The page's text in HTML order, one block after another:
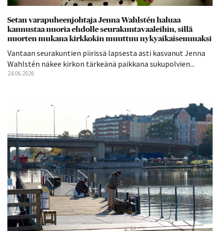
Setan varapuheenjohtaja Jenna Wahlstén haluaa
kannustaa nuoria ehdolle seurakuntavaaleihin, sillä
nuorten mukana kirkkokin muuttuu nykyaikaisemmaksi
Vantaan seurakuntien piirissä lapsesta asti kasvanut Jenna
Wahlstén näkee kirkon tärkeänä paikkana sukupolvien...
24.06.2026